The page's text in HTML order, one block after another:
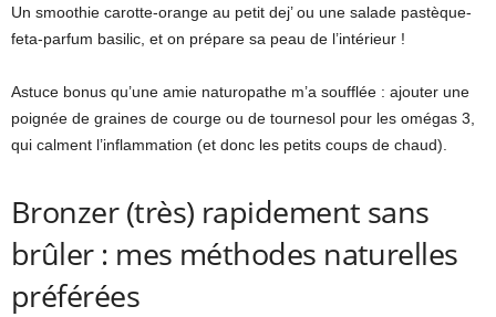
Un smoothie carotte-orange au petit dej’ ou une salade pastèque-
feta-parfum basilic, et on prépare sa peau de l’intérieur !
Astuce bonus qu’une amie naturopathe m’a soufflée : ajouter une
poignée de graines de courge ou de tournesol pour les omégas 3,
qui calment l’inflammation (et donc les petits coups de chaud).
Bronzer (très) rapidement sans
brûler : mes méthodes naturelles
préférées